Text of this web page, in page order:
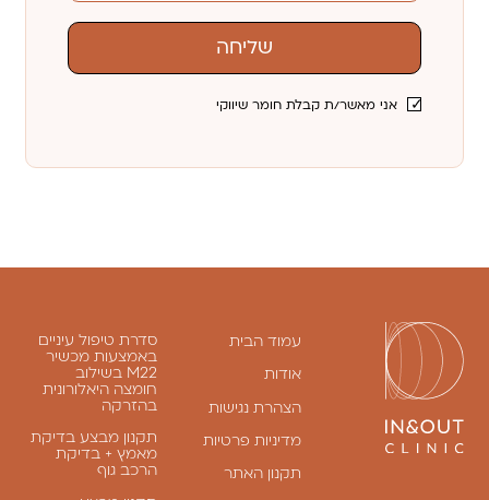
שליחה
אני מאשר/ת קבלת חומר שיווקי
עמוד הבית
אודות
הצהרת נגישות
מדיניות פרטיות
תקנון האתר
סדרת טיפול עיניים
באמצעות מכשיר
M22 בשילוב
חומצה היאלורונית
בהזרקה
תקנון מבצע בדיקת
מאמץ + בדיקת
הרכב גוף